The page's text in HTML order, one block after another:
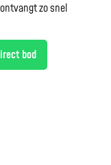
zo snel
bod